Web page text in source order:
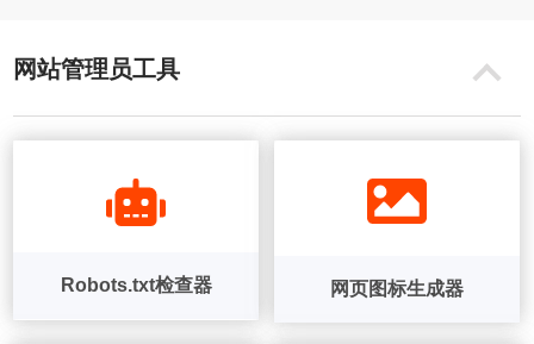
网站管理员工具
Robots.txt检查器 网页图标生成器